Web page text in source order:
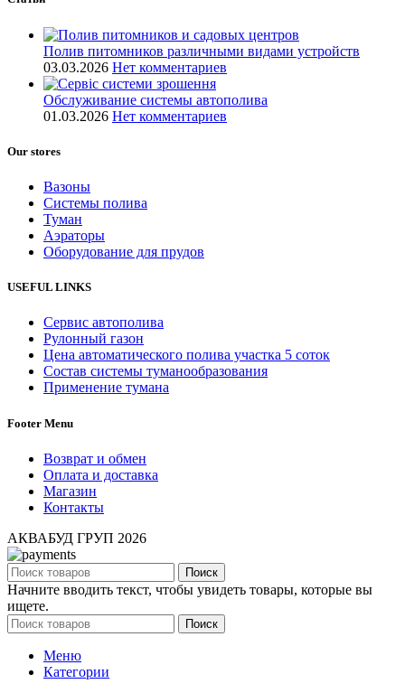
Полив питомников различными видами устройств
03.03.2026 Нет комментариев
Обслуживание системы автополива
01.03.2026 Нет комментариев
Our stores
Вазоны
Системы полива
Туман
Аэраторы
Оборудование для прудов
USEFUL LINKS
Сервис автополива
Рулонный газон
Цена автоматического полива участка 5 соток
Состав системы туманообразования
Применение тумана
Footer Menu
Возврат и обмен
Оплата и доставка
Магазин
Контакты
АКВАБУД ГРУП 2026
Поиск
Начните вводить текст, чтобы увидеть товары, которые вы
ищете.
Поиск
Меню
Категории